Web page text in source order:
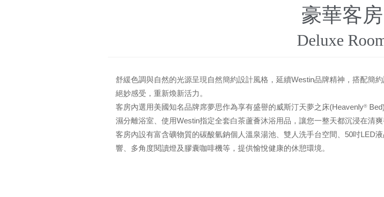
豪華客房
Deluxe
舒緩色調與自然的光源呈現自然簡約設計風格，延續Westin品牌精神，搭配簡
絕妙感受，重新煥新活力。
客房內選用美國知名品牌席夢思作為享有盛譽的威斯汀天夢之床(Heavenly®
濕分離浴室、使用Westin指定全套白茶蘆薈沐浴用品，讓您一整天都沉浸在清爽
客房內設有富含礦物質的碳酸氫鈉個人溫泉湯池、雙人洗手台空間、50吋LED
響、多角度閱讀燈及膠囊咖啡機等，提供愉悅健康的休憩環境。